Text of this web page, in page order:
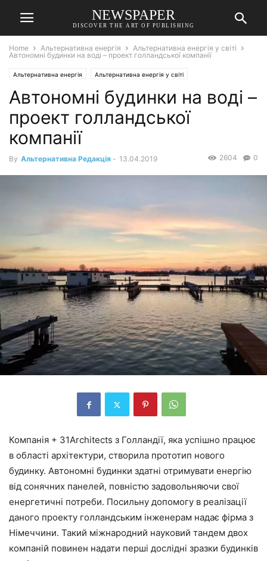
NEWSPAPER
DISCOVER THE ART OF PUBLISHING
Home Альтернативна енергія
Альтернативна енергія у світі
Автономні будинки на воді – проект голландської компанії
Альтернативна енергія Альтернативна енергія у світі
Автономні будинки на воді –
проект голландської
компанії
By Альтернативна Редакція - 13.04.2019 0
2604
Компанія + 31Architects з Голландії, яка успішно працює
в області архітектури, створила прототип нового
будинку. Автономні будинки здатні отримувати енергію
від сонячних панелей, повністю задовольняючи свої
енергетичні потреби. Посильну допомогу в реалізації
даного проекту голландським інженерам надає фірма з
Німеччини. Такий міжнародний науковий тандем двох
компаній повинен надати перші дослідні зразки будинків